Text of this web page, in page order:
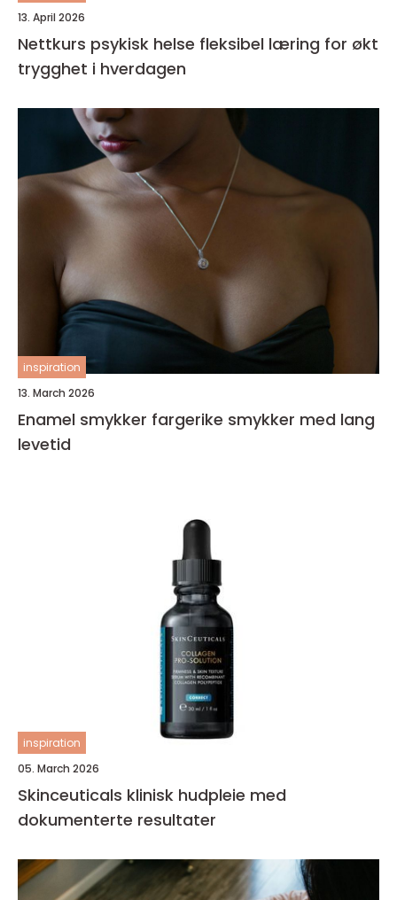
13. April 2026
Nettkurs psykisk helse fleksibel læring for økt
trygghet i hverdagen
inspiration
13. March 2026
Enamel smykker fargerike smykker med lang
levetid
inspiration
05. March 2026
Skinceuticals klinisk hudpleie med
dokumenterte resultater